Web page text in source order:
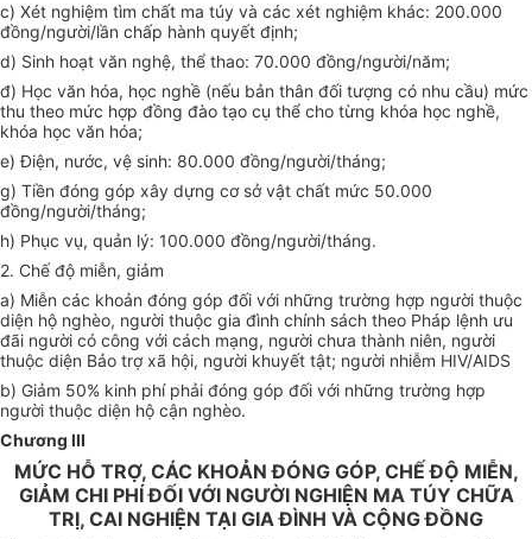
c) Xét nghiệm tìm chất ma túy và các xét nghiệm khác: 200.000
đồng/người/lần chấp hành quyết định;
d) Sinh hoạt văn nghệ, thể thao: 70.000 đồng/người/năm;
đ) Học văn hóa, học nghề (nếu bản thân đối tượng có nhu cầu) mức
thu theo mức hợp đồng đào tạo cụ thể cho từng khóa học nghề,
khóa học văn hóa;
e) Điện, nước, vệ sinh: 80.000 đồng/người/tháng;
g) Tiền đóng góp xây dựng cơ sở vật chất mức 50.000
đồng/người/tháng;
h) Phục vụ, quản lý: 100.000 đồng/người/tháng.
2. Chế độ miễn, giảm
a) Miễn các khoản đóng góp đối với những trường hợp người thuộc
diện hộ nghèo, người thuộc gia đình chính sách theo Pháp lệnh ưu
đãi người có công với cách mạng, người chưa thành niên, người
thuộc diện Bảo trợ xã hội, người khuyết tật; người nhiễm HIV/AIDS
b) Giảm 50% kinh phí phải đóng góp đối với những trường hợp
người thuộc diện hộ cận nghèo.
Chương III
MỨC HỖ TRỢ, CÁC KHOẢN ĐÓNG GÓP, CHẾ ĐỘ MIỄN,
GIẢM CHI PHÍ ĐỐI VỚI NGƯỜI NGHIỆN MA TÚY CHỮA
TRỊ, CAI NGHIỆN TẠI GIA ĐÌNH VÀ CỘNG ĐỒNG